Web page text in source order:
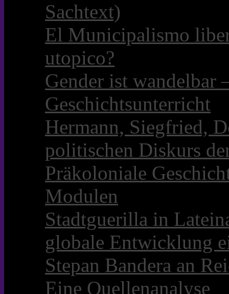
Sachtext)
El Municipalismo
utopico?
Gender ist
Geschichtsunterricht
Hermann, Siegfried,
politischen Diskurs
Präkoloniale
Modulen
Stadtguerilla in
globale Entwicklung
Stepan Bandera an
Eine Quellenanalyse